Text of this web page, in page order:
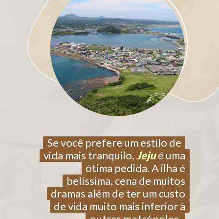
Se você prefere um estilo de
vida mais tranquilo,Jejué uma
ótima pedida. A ilha é
belíssima, cena de muitos
dramas além de ter um custo
de vida muito mais inferior à
Se você prefere um estilo de
vida mais tranquilo,Jejué uma
ótima pedida. A ilha é
belíssima, cena de muitos
dramas além de ter um custo
de vida muito mais inferior à